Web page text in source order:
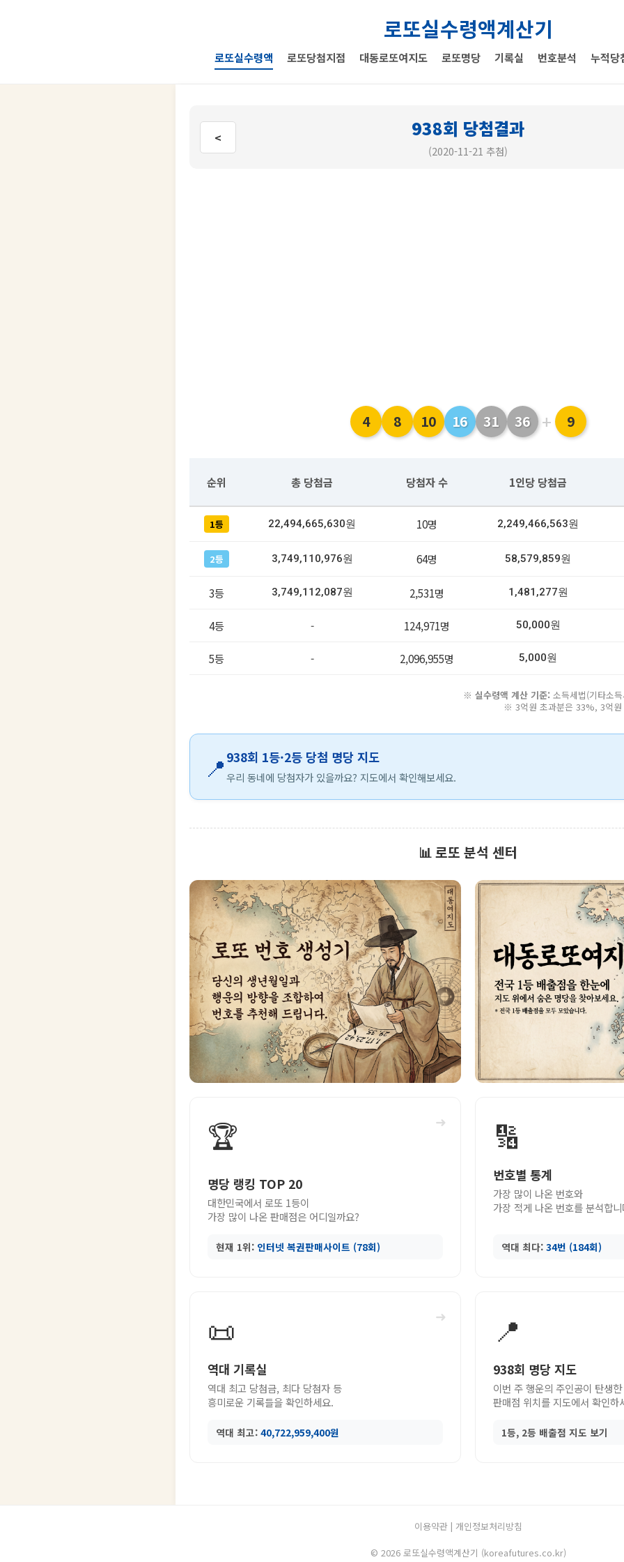
로또실수령액계산기
로또실수령액 로또당첨지점 대동로또여지도 로또명당 기록실 번호분석 누적당
< 938회 당첨결과
(2020-11-21 추첨)
4 8 10 16 31 36 + 9
순위 총 당첨금 당첨자 수 1인당 당첨금
1등 22,494,665,630원 10명 2,249,466,563원
2등 3,749,110,976원 64명 58,579,859원
3등 3,749,112,087원 2,531명 1,481,277원
4등 - 124,971명 50,000원
5등 - 2,096,955명 5,000원
※ 실수령액 계산 기준: 소득세법(기타소
※ 3억원 초과분은 33%, 3억
📍 938회 1등·2등 당첨 명당 지도
우리 동네에 당첨자가 있을까요? 지도에서 확인해보세요.
📊 로또 분석 센터
➜
🏆
명당 랭킹 TOP 20
대한민국에서 로또 1등이
가장 많이 나온 판매점은 어디일까요?
현재 1위: 인터넷 복권판매사이트 (78회)
🔢
번호별 통계
가장 많이 나온 번호와
가장 적게 나온 번호를 분석합
역대 최다: 34번 (184회)
➜
📜
역대 기록실
역대 최고 당첨금, 최다 당첨자 등
흥미로운 기록들을 확인하세요.
역대 최고: 40,722,959,400원
📍
938회 명당 지도
이번 주 행운의 주인공이 탄생한
판매점 위치를 지도에서 확인하
1등, 2등 배출점 지도 보기
이용약관| 개인정보처리방침
© 2026 로또실수령액계산기 (koreafutures.co.kr)